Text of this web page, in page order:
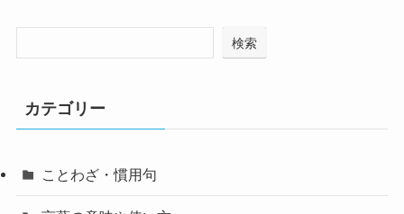
検索
カテゴリー
ことわざ・慣用句